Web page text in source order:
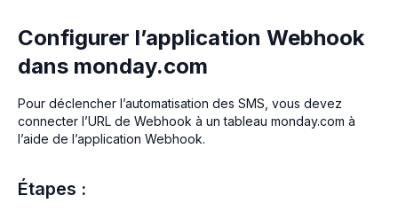
Configurer l’application Webhook
dans monday.com
Pour déclencher l’automatisation des SMS, vous devez
connecter l’URL de Webhook à un tableau monday.com à
l’aide de l’application Webhook.
Étapes :